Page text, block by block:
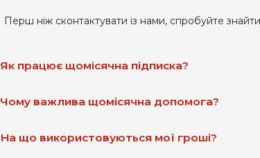
Перш ніж сконтактувати із нами, спробуйте
Як працює щомісячна підписка?
Чому важлива щомісячна допомога?
На що використовуються мої гроші?